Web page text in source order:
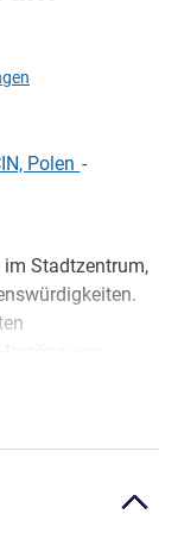
Polen -
Stadtzentrum,
(davon 4